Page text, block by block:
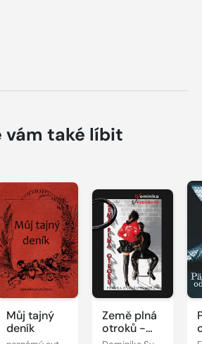
vám také líbit
Můj tajný
deník
Země plná
otroků -
Pravda o